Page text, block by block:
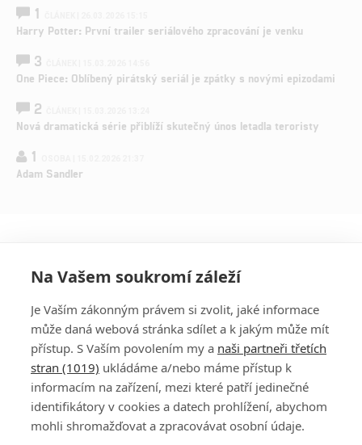
1
Harry Potter: První trailer seriálového zpracování je venku
3
One Piece: Oblíbený pirátský seriál je zpátky s novými epizodami
2
Nová dramatická série přiblíží skutečný únos letadla teroristy
1
Adam Sandler
PŘIHLÁSIT
REGISTROVAT
DISKUZE
Na Vašem soukromí záleží
Je Vaším zákonným právem si zvolit, jaké informace
může daná webová stránka sdílet a k jakým může mít
přístup. S Vaším povolením my a naši partneři třetích
stran (1019) ukládáme a/nebo máme přístup k
informacím na zařízení, mezi které patří jedinečné
identifikátory v cookies a datech prohlížení, abychom
mohli shromažďovat a zpracovávat osobní údaje.